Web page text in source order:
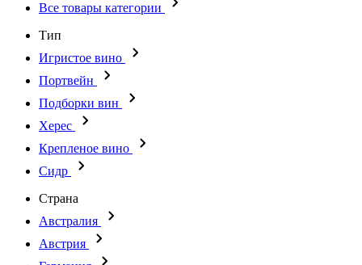
Все товары категории
Тип
Игристое вино
Портвейн
Подборки вин
Херес
Крепленое вино
Сидр
Страна
Австралия
Австрия